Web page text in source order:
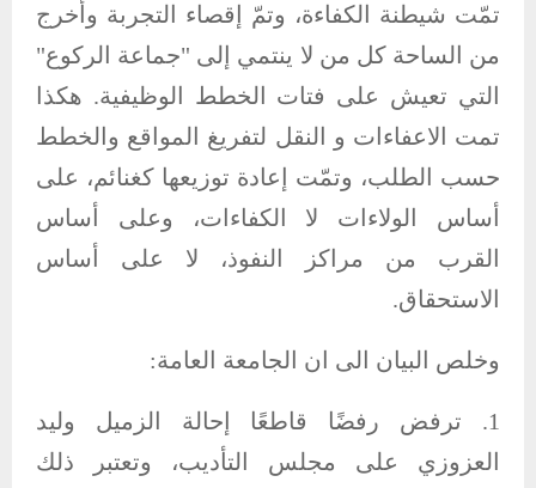
تمّت شيطنة الكفاءة، وتمّ إقصاء التجربة وأُخرج
من الساحة كل من لا ينتمي إلى "جماعة الركوع"
التي تعيش على فتات الخطط الوظيفية. هكذا
تمت الاعفاءات و النقل لتفريغ المواقع والخطط
حسب الطلب، وتمّت إعادة توزيعها كغنائم، على
أساس الولاءات لا الكفاءات، وعلى أساس
القرب من مراكز النفوذ، لا على أساس
الاستحقاق.
وخلص البيان الى ان الجامعة العامة:
1. ترفض رفضًا قاطعًا إحالة الزميل وليد
العزوزي على مجلس التأديب، وتعتبر ذلك